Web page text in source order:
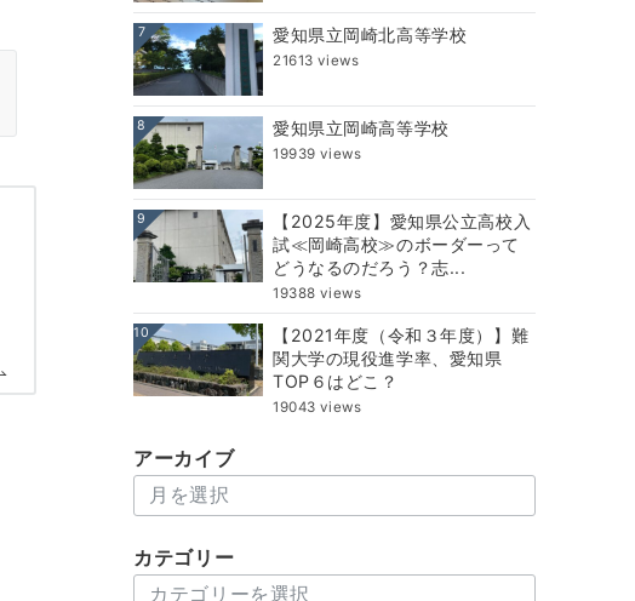
7 愛知県立岡崎北高等学校
21613 views
8 愛知県立岡崎高等学校
19939 views
9
【2025年度】愛知県公立高校入
試≪岡崎高校≫のボーダーって
どうなるのだろう？志...
19388 views
10
【2021年度（令和３年度）】難
関大学の現役進学率、愛知県
TOP６はどこ？
19043 views
アーカイブ
ー
イ
カテゴリー